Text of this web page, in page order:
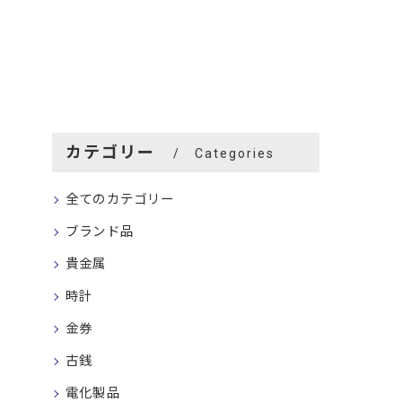
カテゴリー Categories
全てのカテゴリー
ブランド品
貴金属
時計
金券
古銭
電化製品